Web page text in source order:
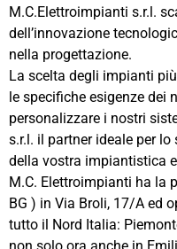
M.C.Elettroimpianti s.r.l.
dell’innovazione
nella progettazione.
La scelta degli impianti
le specifiche esigenze dei
personalizzare i nostri
s.r.l. il partner ideale per
della vostra impiantistica
M.C. Elettroimpianti ha la
BG ) in Via Broli, 17/A ed
tutto il Nord Italia: